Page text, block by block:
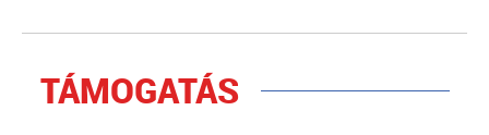
TÁMOGATÁS